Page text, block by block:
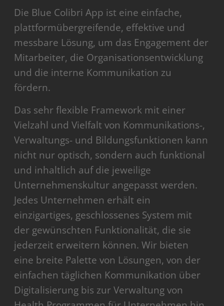
Die Blue Colibri App ist eine einfache,
plattformübergreifende, effektive und
messbare Lösung, um das Engagement der
Mitarbeiter, die Organisationsentwicklung
und die interne Kommunikation zu
fördern.
Das sehr flexible Framework mit einer
Vielzahl und Vielfalt von Kommunikations-,
Verwaltungs- und Bildungsfunktionen kann
nicht nur optisch, sondern auch funktional
und inhaltlich auf die jeweilige
Unternehmenskultur angepasst werden.
Jedes Unternehmen erhält ein
einzigartiges, geschlossenes System mit
der gewünschten Funktionalität, die sie
jederzeit erweitern können. Wir bieten
eine breite Palette von Lösungen, von der
einfachen täglichen Kommunikation über
Digitalisierung bis zur Verwaltung von